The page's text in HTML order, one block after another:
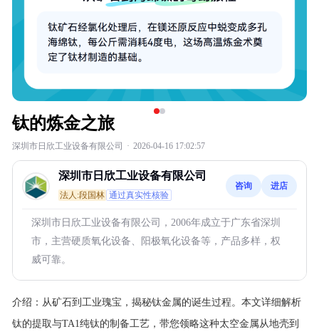
钛的炼金之旅
深圳市日欣工业设备有限公司 · 2026-04-16 17:02:57
深圳市日欣工业设备有限公司
法人:段国林 通过真实性核验
咨询 进店
深圳市日欣工业设备有限公司，2006年成立于广东省深圳
市，主营硬质氧化设备、阳极氧化设备等，产品多样，权
威可靠。
介绍： 从矿石到工业瑰宝，揭秘钛金属的诞生过程。本文详细解析
钛的提取与TA1纯钛的制备工艺，带您领略这种太空金属从地壳到